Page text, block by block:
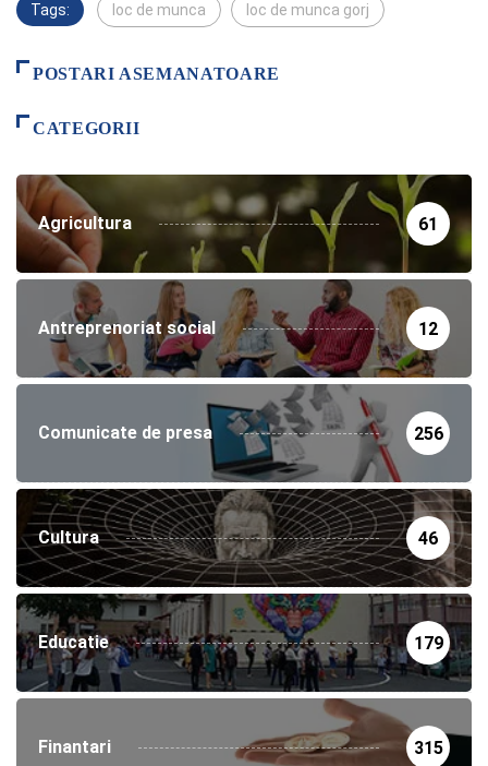
Tags: loc de munca loc de munca gorj
POSTARI ASEMANATOARE
CATEGORII
Agricultura 61
Antreprenoriat social 12
Comunicate de presa 256
Cultura 46
Educatie 179
Finantari 315